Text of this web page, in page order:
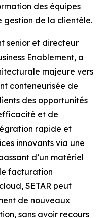
des équipes
gestion de la clientèle.
senior et directeur
Enablement, a
majeure vers
conteneurisée de
des opportunités
et de
rapide et
innovants via une
d’un matériel
facturation
SETAR peut
de nouveaux
sans avoir recours